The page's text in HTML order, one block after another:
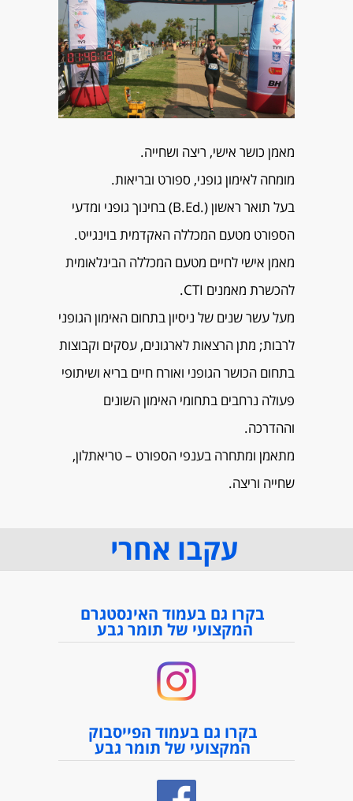
מאמן כושר אישי, ריצה ושחייה.
מומחה לאימון גופני, ספורט ובריאות.
בעל תואר ראשון (.B.Ed) בחינוך גופני ומדעי
הספורט מטעם המכללה האקדמית בוינגייט.
מאמן אישי לחיים מטעם המכללה הבינלאומית
להכשרת מאמנים CTI.
מעל עשר שנים של ניסיון בתחום האימון הגופני
לרבות; מתן הרצאות לארגונים, עסקים וקבוצות
בתחום הכושר הגופני ואורח חיים בריא ושיתופי
פעולה נרחבים בתחומי האימון השונים
וההדרכה.
מתאמן ומתחרה בענפי הספורט – טריאתלון,
שחייה וריצה.
עקבו אחרי
בקרו גם בעמוד האינסטגרם
המקצועי של תומר גבע
בקרו גם בעמוד הפייסבוק
המקצועי של תומר גבע